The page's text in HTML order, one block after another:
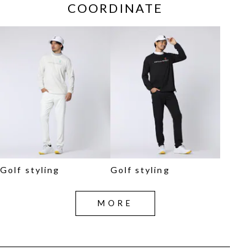
COORDINATE
Golf styling Golf styling
MORE